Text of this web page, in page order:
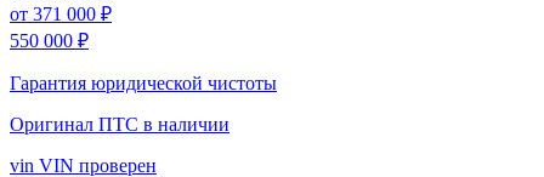
от 371 000 ₽
550 000 ₽
Гарантия юридической чистоты
Оригинал ПТС в наличии
vin VIN проверен